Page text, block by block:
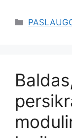
Kategorijos